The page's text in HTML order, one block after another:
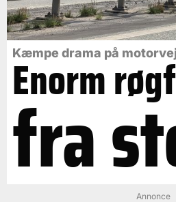
Kæmpe drama på
Enorm
fra Annonce